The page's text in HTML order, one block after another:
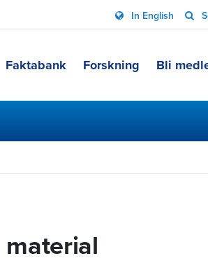
In English
Faktabank Forskning Bli